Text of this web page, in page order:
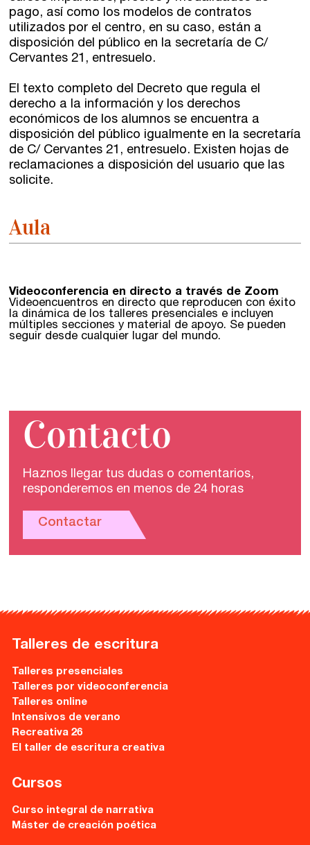
pago, así como los modelos de contratos
utilizados por el centro, en su caso, están a
disposición del público en la secretaría de C/
Cervantes 21, entresuelo.
El texto completo del Decreto que regula el
derecho a la información y los derechos
económicos de los alumnos se encuentra a
disposición del público igualmente en la secretaría
de C/ Cervantes 21, entresuelo. Existen hojas de
reclamaciones a disposición del usuario que las
solicite.
Aula
Videoconferencia en directo a través de Zoom
Videoencuentros en directo que reproducen con éxito
la dinámica de los talleres presenciales e incluyen
múltiples secciones y material de apoyo. Se pueden
seguir desde cualquier lugar del mundo.
Contacto
Haznos llegar tus dudas o comentarios,
responderemos en menos de 24 horas
Contactar
Talleres de escritura
Talleres presenciales
Talleres por videoconferencia
Talleres online
Intensivos de verano
Recreativa 26
El taller de escritura creativa
Cursos
Curso integral de narrativa
Máster de creación poética